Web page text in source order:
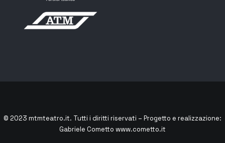
© 2023 mtmteatro.it. Tutti i diritti riservati – Progetto e realizzazione:
Gabriele Cometto www.cometto.it